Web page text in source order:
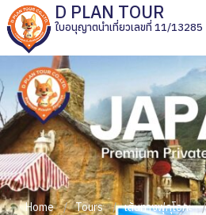
D PLAN TOUR
ใบอนุญาตนำเที่ยวเลขที่ 11/13285
Home Tours เส้นทางฟุกุโอกะ